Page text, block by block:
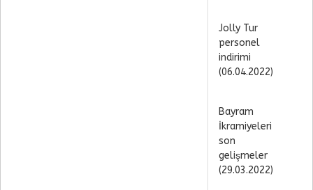
Jolly Tur
personel
indirimi
(06.04.2022)
Bayram
İkramiyeleri
son
gelişmeler
(29.03.2022)